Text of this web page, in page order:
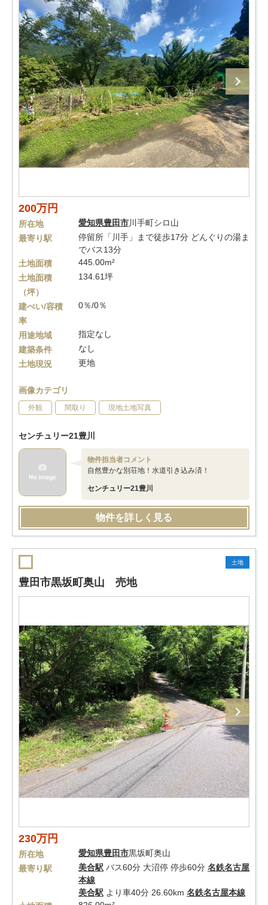
200万円
所在地 愛知県豊田市川手町シロ山
最寄り駅
停留所「川手」まで徒歩17分 どんぐりの湯ま
でバス13分
土地面積
445.00m²
土地面積
（坪）
134.61坪
建ぺい/容積
率
0％/0％
用途地域
指定なし
建築条件
なし
土地現況
更地
画像カテゴリ
外観 間取り 現地土地写真
センチュリー21豊川
物件担当者コメント
自然豊かな別荘地！水道引き込み済！
センチュリー21豊川
物件を詳しく見る
土地
豊田市黒坂町奥山 売地
230万円
所在地 愛知県豊田市黒坂町奥山
最寄り駅
美合駅 バス60分 大沼停 停歩60分 名鉄名古屋
本線
美合駅 より車40分 26.60km 名鉄名古屋本線